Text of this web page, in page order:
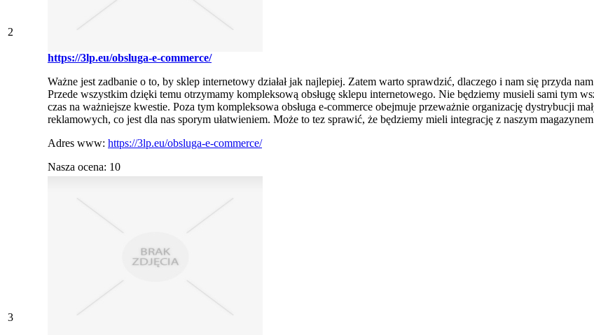
2
https://3lp.eu/obsluga-e-commerce/
Ważne jest zadbanie o to, by sklep internetowy działał jak najlepiej. Zatem warto sprawdzić, dlaczego i nam się przyda
Przede wszystkim dzięki temu otrzymamy kompleksową obsługę sklepu internetowego. Nie będziemy musieli sami tym
czas na ważniejsze kwestie. Poza tym kompleksowa obsługa e-commerce obejmuje przeważnie organizację dystrybucji
reklamowych, co jest dla nas sporym ułatwieniem. Może to tez sprawić, że będziemy mieli integrację z naszym
Adres www: https://3lp.eu/obsluga-e-commerce/
Nasza ocena: 10
3